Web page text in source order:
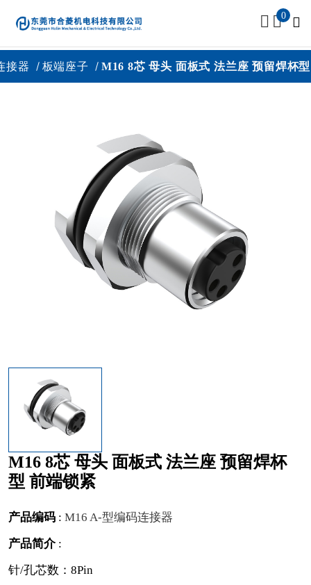
0
器 板端座子 M16 8芯 母头 面板式 法兰座 预留焊杯型
M16 8芯 母头 面板式 法兰座 预留焊杯
型 前端锁紧
产品编码 : M16 A-型编码连接器
产品简介:
针/孔芯数：8Pin